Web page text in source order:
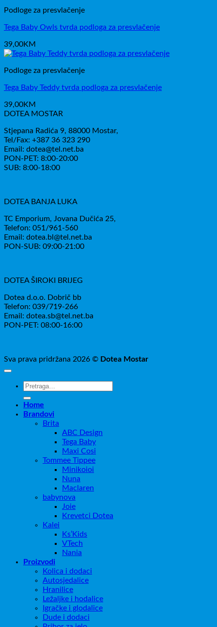
je:
63,20KM.
Podloge za presvlačenje
Tega Baby Owls tvrda podloga za presvlačenje
39,00KM
Podloge za presvlačenje
Tega Baby Teddy tvrda podloga za presvlačenje
39,00KM
DOTEA MOSTAR
Stjepana Radića 9, 88000 Mostar,
Tel/Fax: +387 36 323 290
Email: dotea@tel.net.ba
PON-PET: 8:00-20:00
SUB: 8:00-18:00
DOTEA BANJA LUKA
TC Emporium, Jovana Dučića 25,
Telefon: 051/961-560
Email: dotea.bl@tel.net.ba
PON-SUB: 09:00-21:00
DOTEA ŠIROKI BRIJEG
Dotea d.o.o. Dobrič bb
Telefon: 039/719-266
Email: dotea.sb@tel.net.ba
PON-PET: 08:00-16:00
Sva prava pridržana 2026 © Dotea Mostar
Pretraži:
Home
Brandovi
Brita
ABC Design
Tega Baby
Maxi Cosi
Tommee Tippee
Minikoioi
Nuna
Maclaren
babynova
Joie
Krevetci Dotea
Kalei
Ks’Kids
VTech
Nania
Proizvodi
Kolica i dodaci
Autosjedalice
Hranilice
Ležaljke i hodalice
Igračke i glodalice
Dude i dodaci